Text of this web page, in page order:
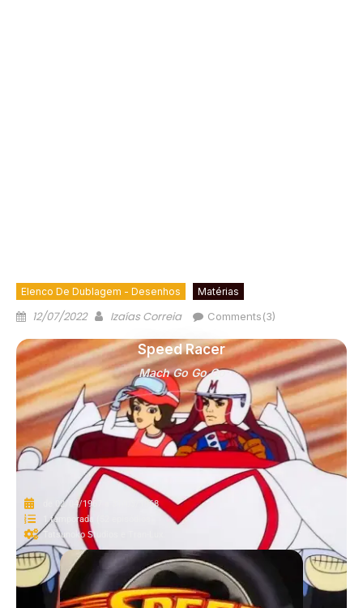
Elenco De Dublagem - Desenhos Matérias
12/07/2022 Izaías Correia Comments(3)
Mach Go Go Go
Speed Racer
de 02/04/1967 a 31/03/1968
1 temporada (52 episódios).
Tatsunoko Studios e Tran-Lux.